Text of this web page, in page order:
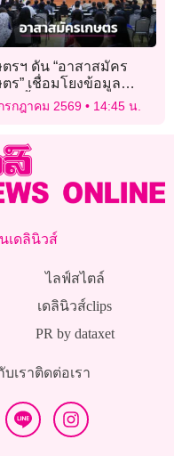
ตรฯ ดัน “อาสาสมัคร
ตร” เชื่อมโยงข้อมูล
ารน้ำสู้เอลนีโญ
รกฎาคม 2569 14:45 น.
เดลินิวส์
ไลฟ์สไตล์
เดลินิวส์clips
PR by dataxet
เราติดต่อเรา